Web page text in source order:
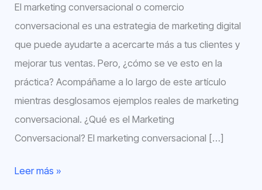
El marketing conversacional o comercio
conversacional es una estrategia de marketing digital
que puede ayudarte a acercarte más a tus clientes y
mejorar tus ventas. Pero, ¿cómo se ve esto en la
práctica? Acompáñame a lo largo de este artículo
mientras desglosamos ejemplos reales de marketing
conversacional. ¿Qué es el Marketing
Conversacional? El marketing conversacional […]
Leer más »